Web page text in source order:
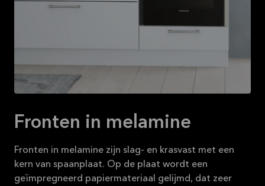
Fronten in melamine
Fronten in melamine zijn slag- en krasvast met een
kern van spaanplaat. Op de plaat wordt een
geïmpregneerd papiermateriaal gelijmd, dat zeer